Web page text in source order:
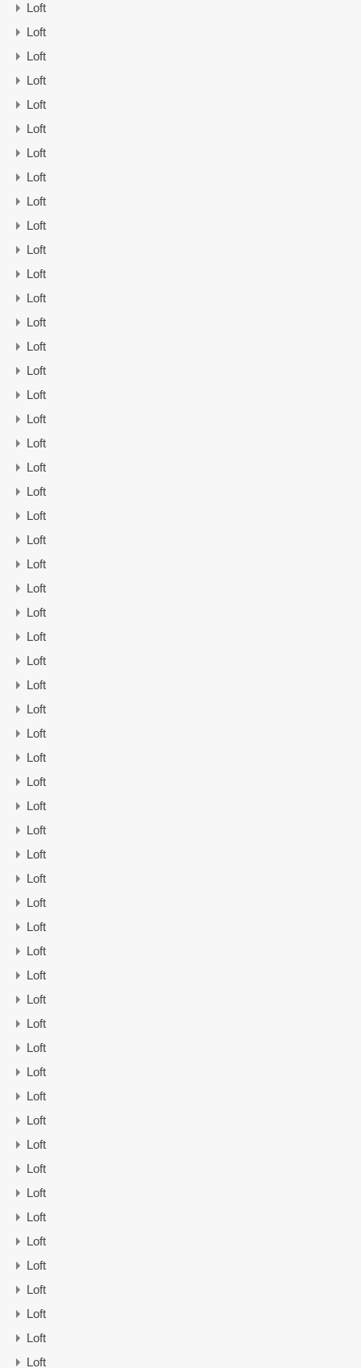
Loft
Loft
Loft
Loft
Loft
Loft
Loft
Loft
Loft
Loft
Loft
Loft
Loft
Loft
Loft
Loft
Loft
Loft
Loft
Loft
Loft
Loft
Loft
Loft
Loft
Loft
Loft
Loft
Loft
Loft
Loft
Loft
Loft
Loft
Loft
Loft
Loft
Loft
Loft
Loft
Loft
Loft
Loft
Loft
Loft
Loft
Loft
Loft
Loft
Loft
Loft
Loft
Loft
Loft
Loft
Loft
Loft